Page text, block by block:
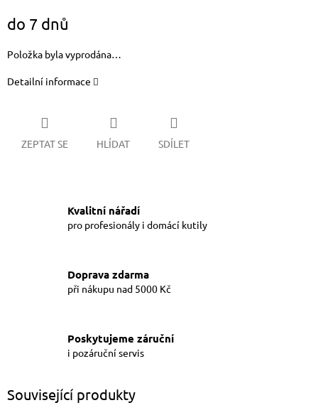
cena:
do 7 dnů
Položka byla vyprodána…
Detailní informace
ZEPTAT SE HLÍDAT SDÍLET
Kvalitní nářadí
pro profesionály i domácí kutily
Doprava zdarma
při nákupu nad 5000 Kč
Poskytujeme záruční
i pozáruční servis
Související produkty